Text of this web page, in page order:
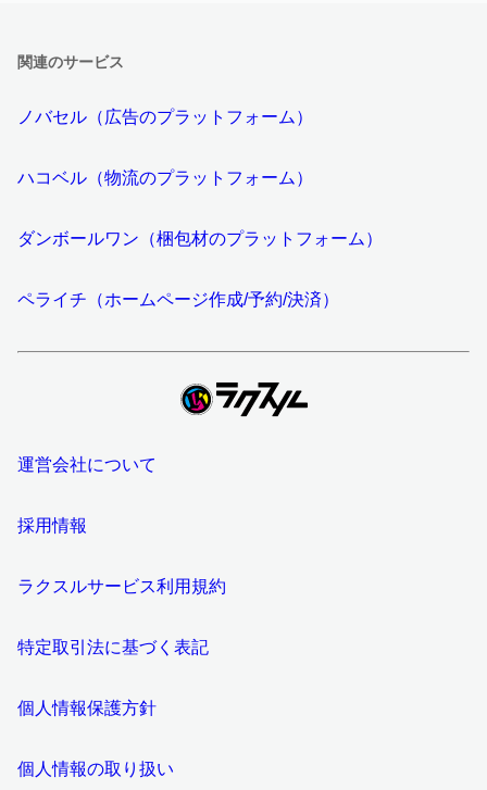
関連のサービス
ノバセル（広告のプラットフォーム）
ハコベル（物流のプラットフォーム）
ダンボールワン（梱包材のプラットフォーム）
ペライチ（ホームページ作成/予約/決済）
運営会社について
採用情報
ラクスルサービス利用規約
特定取引法に基づく表記
個人情報保護方針
個人情報の取り扱い